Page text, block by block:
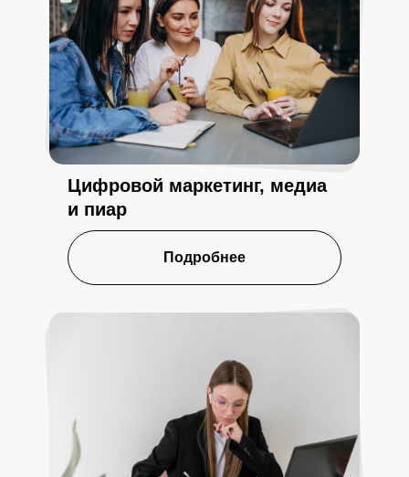
Цифровой маркетинг, медиа
и пиар
Подробнее